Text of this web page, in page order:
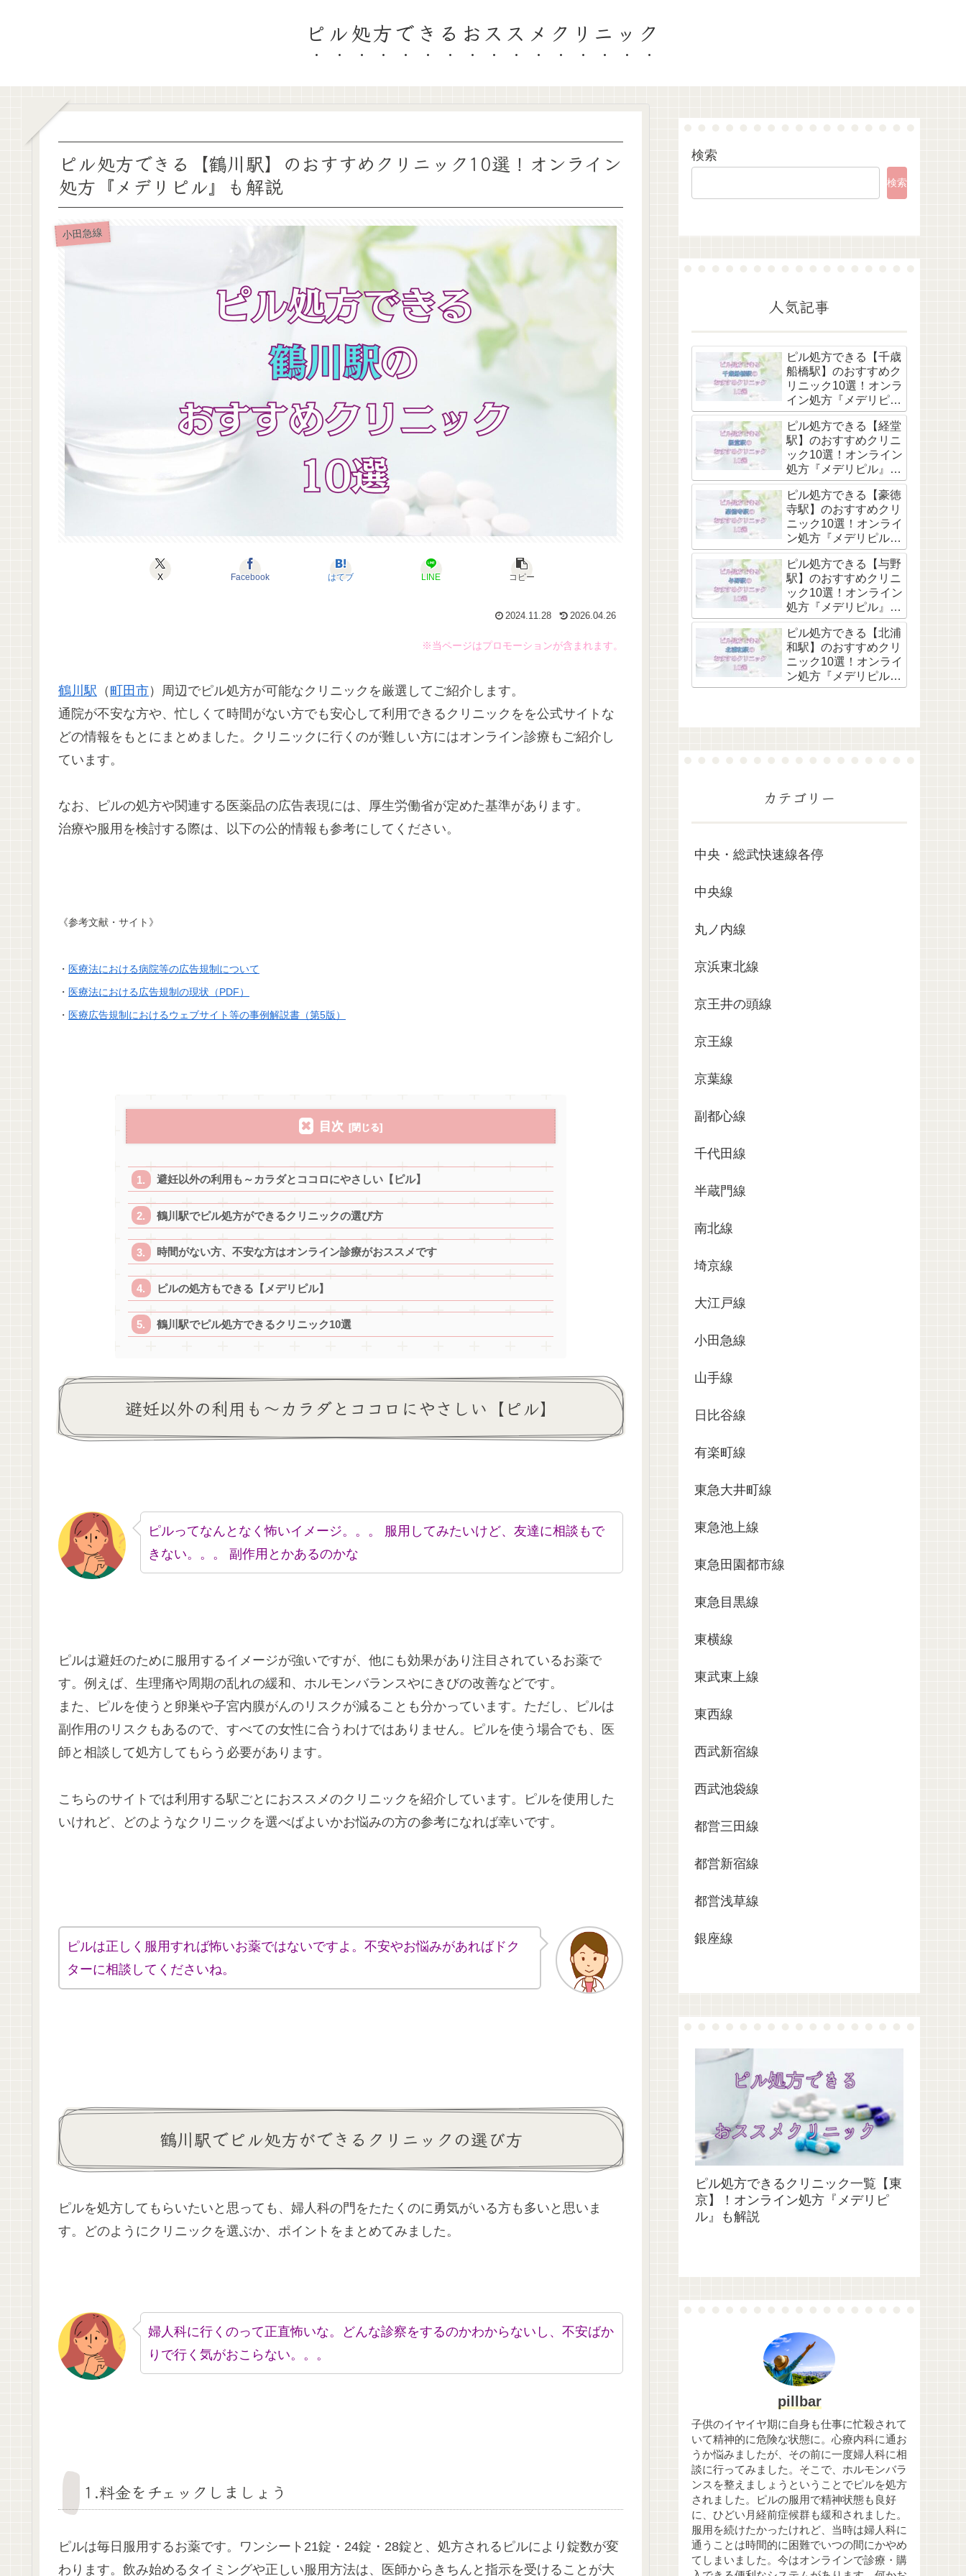
ピル処方できるおススメクリニック
ピル処方できる【鶴川駅】のおすすめクリニック10選！オンライン
処方『メデリピル』も解説
小田急線
X Facebook はてブ LINE コピー
2024.11.28 2026.04.26
※当ページはプロモーションが含まれます。
鶴川駅 （ 町田市）周辺でピル処方が可能なクリニックを厳選してご紹介します。
通院が不安な方や、忙しくて時間がない方でも安心して利用できるクリニックをを公式サイトな
どの情報をもとにまとめました。クリニックに行くのが難しい方にはオンライン診療もご紹介し
ています。
なお、ピルの処方や関連する医薬品の広告表現には、厚生労働省が定めた基準があります。
治療や服用を検討する際は、以下の公的情報も参考にしてください。
《参考文献・サイト》
・ 医療法における病院等の広告規制について
・ 医療法における広告規制の現状（PDF）
・ 医療広告規制におけるウェブサイト等の事例解説書（第5版）
目次
避妊以外の利用も～カラダとココロにやさしい【ピル】
鶴川駅でピル処方ができるクリニックの選び方
時間がない方、不安な方はオンライン診療がおススメです
ピルの処方もできる【メデリピル】
鶴川駅でピル処方できるクリニック10選
避妊以外の利用も～カラダとココロにやさしい【ピル】
ピルってなんとなく怖いイメージ。。。 服用してみたいけど、友達に相談もで
きない。。。 副作用とかあるのかな
ピルは避妊のために服用するイメージが強いですが、他にも効果があり注目されているお薬で
す。例えば、生理痛や周期の乱れの緩和、ホルモンバランスやにきびの改善などです。
また、ピルを使うと卵巣や子宮内膜がんのリスクが減ることも分かっています。ただし、ピルは
副作用のリスクもあるので、すべての女性に合うわけではありません。ピルを使う場合でも、医
師と相談して処方してもらう必要があります。
こちらのサイトでは利用する駅ごとにおススメのクリニックを紹介しています。ピルを使用した
いけれど、どのようなクリニックを選べばよいかお悩みの方の参考になれば幸いです。
ピルは正しく服用すれば怖いお薬ではないですよ。不安やお悩みがあればドク
ターに相談してくださいね。
鶴川駅でピル処方ができるクリニックの選び方
ピルを処方してもらいたいと思っても、婦人科の門をたたくのに勇気がいる方も多いと思いま
す。どのようにクリニックを選ぶか、ポイントをまとめてみました。
婦人科に行くのって正直怖いな。どんな診察をするのかわからないし、不安ばか
りで行く気がおこらない。。。
1.料金をチェックしましょう
ピルは毎日服用するお薬です。ワンシート21錠・24錠・28錠と、処方されるピルにより錠数が変
わります。飲み始めるタイミングや正しい服用方法は、医師からきちんと指示を受けることが大
検索
検索
人気記事
ピル処方できる【千歳
船橋駅】のおすすめク
リニック10選！オンラ
イン処方『メデリピ
ル』も解説
ピル処方できる【経堂
駅】のおすすめクリニ
ック10選！オンライン
処方『メデリピル』も
解説
ピル処方できる【豪徳
寺駅】のおすすめクリ
ニック10選！オンライ
ン処方『メデリピル』
も解説
ピル処方できる【与野
駅】のおすすめクリニ
ック10選！オンライン
処方『メデリピル』も
解説
ピル処方できる【北浦
和駅】のおすすめクリ
ニック10選！オンライ
ン処方『メデリピル』
も解説
カテゴリー
中央・総武快速線各停
中央線
丸ノ内線
京浜東北線
京王井の頭線
京王線
京葉線
副都心線
千代田線
半蔵門線
南北線
埼京線
大江戸線
小田急線
山手線
日比谷線
有楽町線
東急大井町線
東急池上線
東急田園都市線
東急目黒線
東横線
東武東上線
東西線
西武新宿線
西武池袋線
都営三田線
都営新宿線
都営浅草線
銀座線
ピル処方できるクリニック一覧【東
京】！オンライン処方『メデリピ
ル』も解説
pillbar
子供のイヤイヤ期に自身も仕事に忙殺されて
いて精神的に危険な状態に。心療内科に通お
うか悩みましたが、その前に一度婦人科に相
談に行ってみました。そこで、ホルモンバラ
ンスを整えましょうということでピルを処方
されました。ピルの服用で精神状態も良好
に、ひどい月経前症候群も緩和されました。
服用を続けたかったけれど、当時は婦人科に
通うことは時間的に困難でいつの間にかやめ
てしまいました。今はオンラインで診療・購